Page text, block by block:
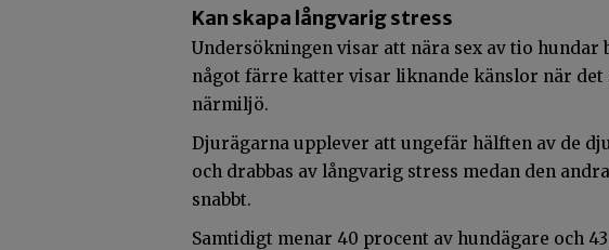
Kan skapa långvarig stress
Undersökningen visar att nära sex av tio hundar
något färre katter visar liknande känslor när
närmiljö.
Djurägarna upplever att ungefär hälften av de
och drabbas av långvarig stress medan den
snabbt.
Samtidigt menar 40 procent av hundägare och